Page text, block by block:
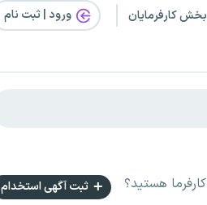
بخش کارفرمایان ورود | ثبت‌ نام
کارفرما هستید؟ ثبت آگهی استخدام